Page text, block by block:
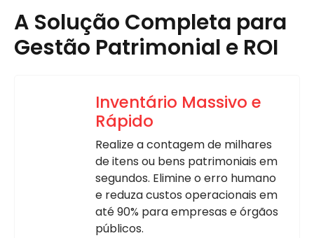
A Solução Completa para
Gestão Patrimonial e ROI
Inventário Massivo e
Rápido
Realize a contagem de milhares
de itens ou bens patrimoniais em
segundos. Elimine o erro humano
e reduza custos operacionais em
até 90% para empresas e órgãos
públicos.